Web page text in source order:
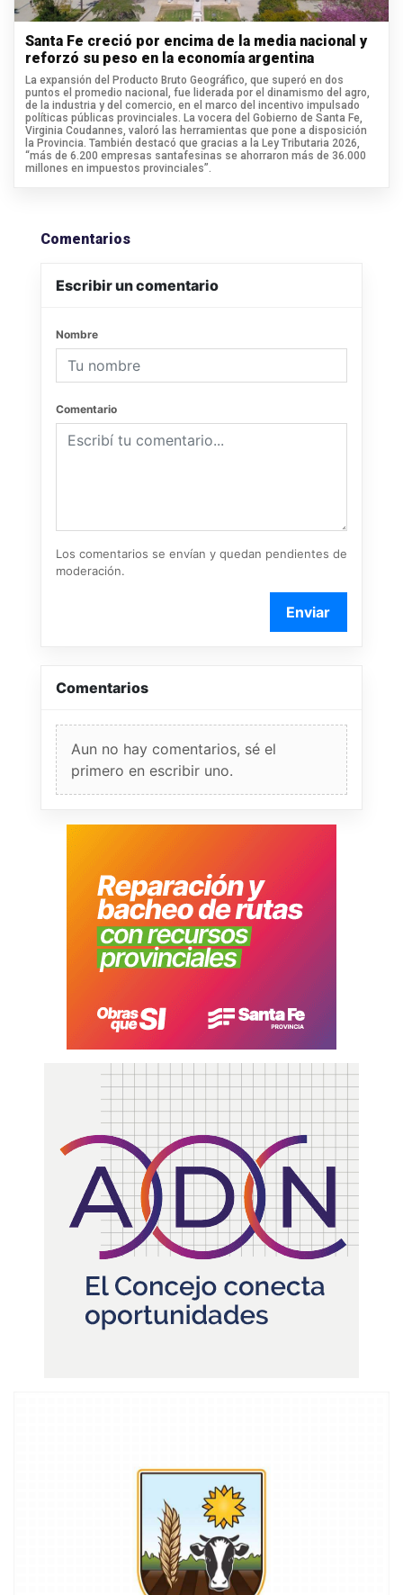
Santa Fe creció por encima de la media nacional y
reforzó su peso en la economía argentina
La expansión del Producto Bruto Geográfico, que superó en dos
puntos el promedio nacional, fue liderada por el dinamismo del agro,
de la industria y del comercio, en el marco del incentivo impulsado
políticas públicas provinciales. La vocera del Gobierno de Santa Fe,
Virginia Coudannes, valoró las herramientas que pone a disposición
la Provincia. También destacó que gracias a la Ley Tributaria 2026,
“más de 6.200 empresas santafesinas se ahorraron más de 36.000
millones en impuestos provinciales”.
Comentarios
Escribir un comentario
Nombre
Comentario
Los comentarios se envían y quedan pendientes de
moderación.
Enviar
Comentarios
Aun no hay comentarios, sé el
primero en escribir uno.